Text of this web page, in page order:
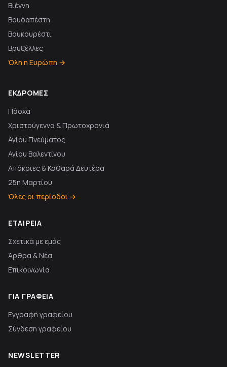
Βιέννη
Βουδαπέστη
Βουκουρέστι
Βρυξέλλες
Όλη η Ευρώπη →
ΕΚΔΡΟΜΈΣ
Πάσχα
Χριστούγεννα & Πρωτοχρονιά
Αγίου Πνεύματος
Αγίου Βαλεντίνου
Απόκριες & Καθαρά Δευτέρα
25η Μαρτίου
Όλες οι περίοδοι →
ΕΤΑΙΡΕΊΑ
Σχετικά με εμάς
Άρθρα & Νέα
Επικοινωνία
ΓΙΑ ΓΡΑΦΕΊΑ
Εγγραφή γραφείου
Σύνδεση γραφείου
NEWSLETTER